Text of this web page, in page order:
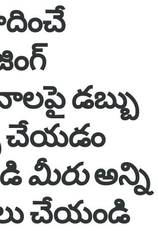
డబ్బు
చేయడం
మీరుఅన్ని
చేయండి